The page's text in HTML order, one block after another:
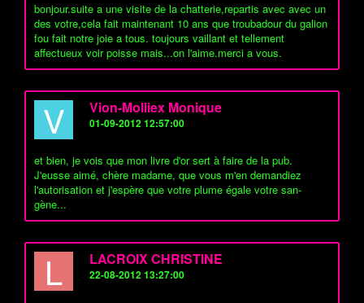
bonjour.suite a une visite de la chatterie,repartis avec avec un
des votre,cela fait maintenant 10 ans que troubadour du galion
fou fait notre joie a tous. toujours vaillant et tellement
affectueux voir poisse mais...on l'aime.merci a vous.
V Vion-Molliex Monique
01-09-2012 12:57:00
et bien, je vois que mon livre d'or sert à faire de la pub.
J'eusse aimé, chère madame, que vous m'en demandiez
l'autorisation et j'espère que votre plume égale votre san-
gène...
L LACROIX CHRISTINE
22-08-2012 13:27:00